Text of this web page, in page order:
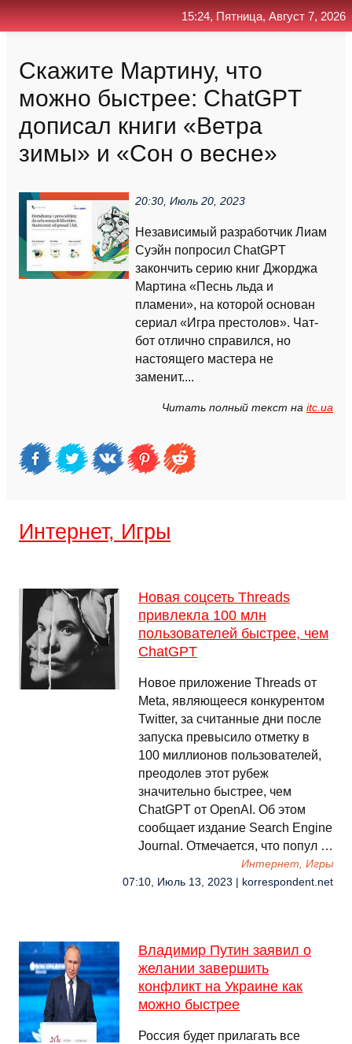
Скажите Мартину, что
можно быстрее: ChatGPT
дописал книги «Ветра
зимы» и «Сон о весне»
20:30, Июль 20, 2023
Независимый разработчик Лиам
Суэйн попросил ChatGPT
закончить серию книг Джорджа
Мартина «Песнь льда и
пламени», на которой основан
сериал «Игра престолов». Чат-
бот отлично справился, но
настоящего мастера не
заменит....
Читать полный текст на itc.ua
Интернет, Игры
Новая соцсеть Threads
привлекла 100 млн
пользователей быстрее, чем
ChatGPT
Новое приложение Threads от
Meta, являющееся конкурентом
Twitter, за считанные дни после
запуска превысило отметку в
100 миллионов пользователей,
преодолев этот рубеж
значительно быстрее, чем
ChatGPT от OpenAI. Об этом
сообщает издание Search Engine
Journal. Отмечается, что попул …
Интернет, Игры
07:10, Июль 13, 2023 | korrespondent.net
Владимир Путин заявил о
желании завершить
конфликт на Украине как
можно быстрее
Россия будет прилагать все
15:24, Пятница, Август 7, 2026